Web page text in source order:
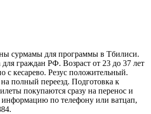
сурмамы для программы в Тбилиси.
для граждан РФ. Возраст от 23 до 37 лет
с кесарево. Резус положительный.
полный переезд. Подготовка к
покупаются сразу на перенос и
по телефону или ватцап,